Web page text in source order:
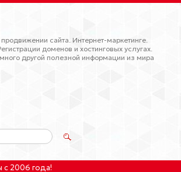
сайта. Интернет-маркетинге.
доменов и хостинговых услугах.
другой полезной информации из мира
с 2006 года!